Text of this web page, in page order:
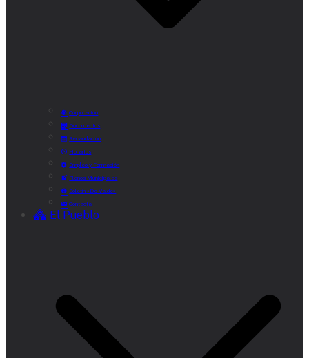
Corporación
Documentos
Recaudación
Horarios
Empleo y Formación
Plenos Municipales
Boletín «De Valde»
Contacta
El Pueblo